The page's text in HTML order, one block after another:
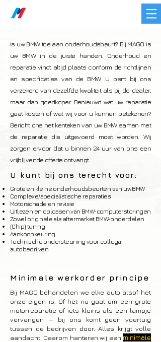
Is uw BMW toe aan onderhoudsbeurt? Bij MAGO is
uw BMW in de juiste handen. Onderhoud en
reparatie vindt altijd plaats conform de richtlijnen
en specificaties van de BMW. U bent bij ons
verzekerd van dezelfde kwaliteit als bij de dealer,
maar dan goedkoper.​​ Benieuwd wat uw reparatie
gaat kosten of wat wij voor u kunnen betekenen?
Bericht ons het kenteken van uw BMW samen met
de reparatie die uitgevoerd moet worden. Wij
zorgen ervoor dat u binnen 24 uur van ons een
vrijblijvende offerte ontvangt.
U kunt bij ons terecht voor:
Grote en kleine onderhoudsbeurten aan uw BMW
Complexe/specialistische reparaties
Motorschade en revisie
Uitlezen en oplossen van BMW-computerstoringen
Zowel originele als aftermarket BMW-onderdelen
(Chip) tuning
Aankoopkeuring
Technische ondersteuning voor collega
autobedrijven
Minimale werkorder principe
Bij MAGO behandelen we elke auto alsof het
onze eigen is. Of het nu gaat om een grote
motorreparatie of iets kleins als een lampje
vervangen — bij ons komt geen voertuig
tussen de bedrijven door. Alles krijgt volle
aandacht. Daarom hanteren wij een minimale